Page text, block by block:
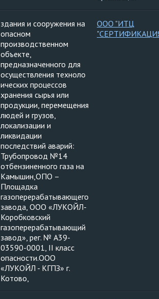
здания и сооружения на
опасном
производственном
объекте,
предназначенного для
осуществления техноло
ических процессов
хранения сырья или
продукции, перемещения
людей и грузов,
локализации и
ликвидации
последствий аварий:
Трубопровод №14
отбензиненного газа на
Камышин,ОПО –
Площадка
газоперерабатывающего
завода, ООО «ЛУКОЙЛ-
Коробковский
газоперерабатывающий
завод», рег. № А39-
03590-0001, II класс
опасности.ООО
«ЛУКОЙЛ - КГПЗ» г.
Котово,
ООО "ИТЦ